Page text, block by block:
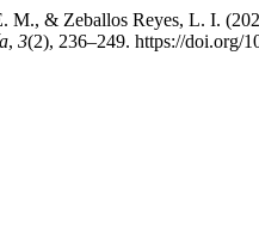
M., & Zeballos Reyes, L. I.
, 3(2), 236–249. https://doi.org/